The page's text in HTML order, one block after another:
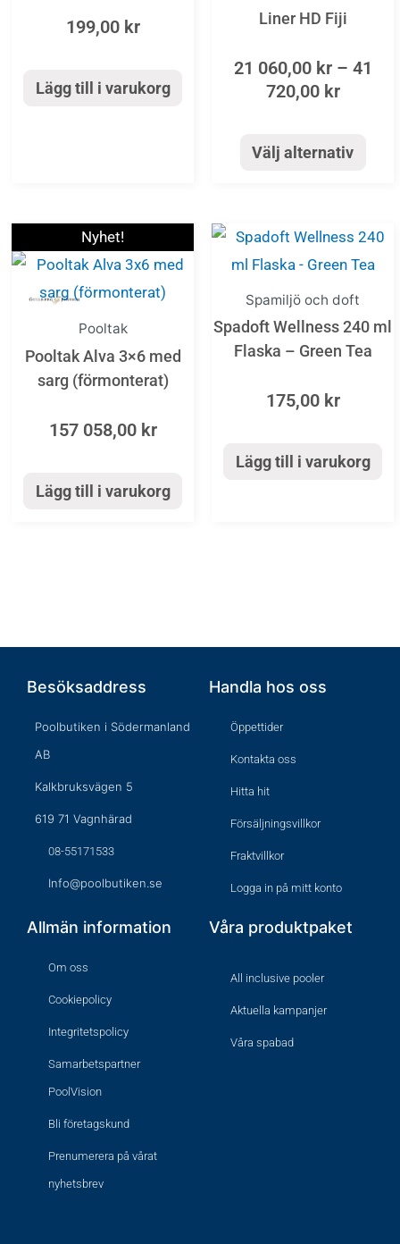
199,00 kr
Lägg till i varukorg
Liner HD Fiji
21 060,00 kr – 41
720,00 kr
720,00
Välj alternativ
varianter.
olika
väljas
Nyhet!
Pooltak
Pooltak Alva 3×6 med
sarg (förmonterat)
157 058,00 kr
Lägg till i varukorg
Spamiljö och doft
Spadoft Wellness 240 ml
Flaska – Green Tea
175,00 kr
Lägg till i varukorg
Besöksaddress
Poolbutiken i Södermanland
AB
Kalkbruksvägen 5
619 71 Vagnhärad
08-55171533
Info@poolbutiken.se
Handla hos oss
Öppettider
Kontakta oss
Hitta hit
Försäljningsvillkor
Fraktvillkor
Logga in på mitt konto
Allmän information
Om oss
Cookiepolicy
Integritetspolicy
Samarbetspartner
PoolVision
Bli företagskund
Prenumerera på vårat
nyhetsbrev
Våra produktpaket
All inclusive pooler
Aktuella kampanjer
Våra spabad